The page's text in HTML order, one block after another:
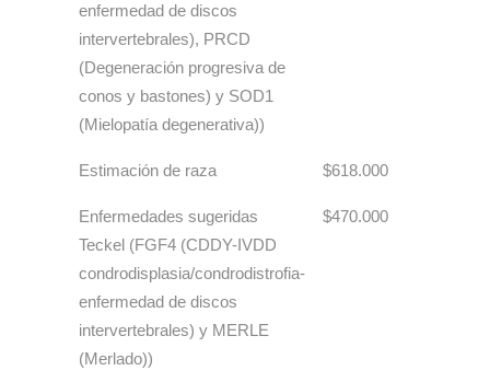
enfermedad de discos
intervertebrales), PRCD
(Degeneración progresiva de
conos y bastones) y SOD1
(Mielopatía degenerativa))
Estimación de raza $618.000
Enfermedades sugeridas
Teckel (FGF4 (CDDY-IVDD
condrodisplasia/condrodistrofia-
enfermedad de discos
intervertebrales) y MERLE
(Merlado))
$470.000